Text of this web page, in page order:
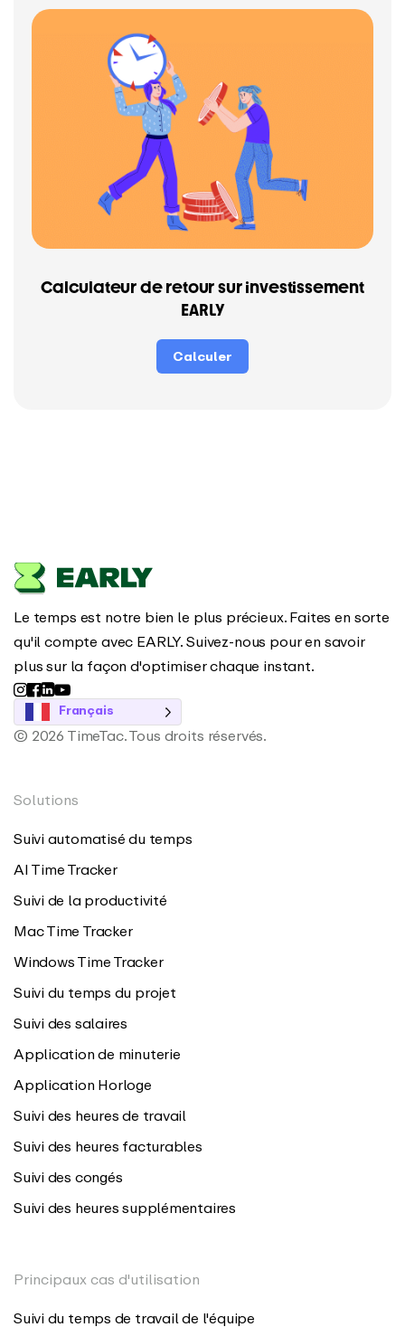
Calculateur de retour sur investissement
EARLY
Calculer
Le temps est notre bien le plus précieux. Faites en sorte
qu'il compte avec EARLY. Suivez-nous pour en savoir
plus sur la façon d'optimiser chaque instant.
Français
© 2026 TimeTac. Tous droits réservés.
Solutions
Suivi automatisé du temps
AI Time Tracker
Suivi de la productivité
Mac Time Tracker
Windows Time Tracker
Suivi du temps du projet
Suivi des salaires
Application de minuterie
Application Horloge
Suivi des heures de travail
Suivi des heures facturables
Suivi des congés
Suivi des heures supplémentaires
Principaux cas d'utilisation
Suivi du temps de travail de l'équipe